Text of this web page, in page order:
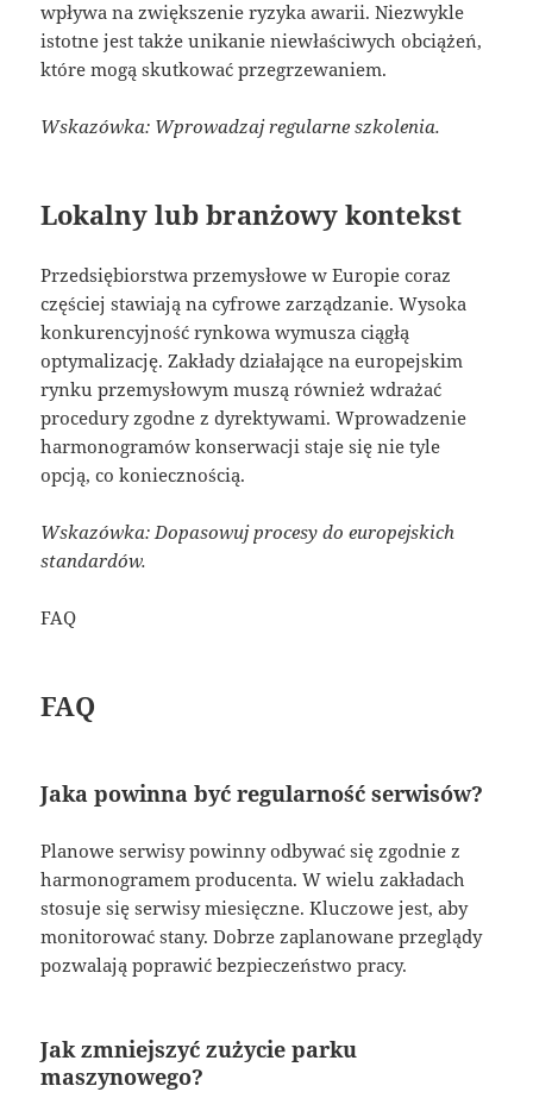
wpływa na zwiększenie ryzyka awarii. Niezwykle
istotne jest także unikanie niewłaściwych obciążeń,
które mogą skutkować przegrzewaniem.
Wskazówka: Wprowadzaj regularne szkolenia.
Lokalny lub branżowy kontekst
Przedsiębiorstwa przemysłowe w Europie coraz
częściej stawiają na cyfrowe zarządzanie. Wysoka
konkurencyjność rynkowa wymusza ciągłą
optymalizację. Zakłady działające na europejskim
rynku przemysłowym muszą również wdrażać
procedury zgodne z dyrektywami. Wprowadzenie
harmonogramów konserwacji staje się nie tyle
opcją, co koniecznością.
Wskazówka: Dopasowuj procesy do europejskich
standardów.
FAQ
FAQ
Jaka powinna być regularność serwisów?
Planowe serwisy powinny odbywać się zgodnie z
harmonogramem producenta. W wielu zakładach
stosuje się serwisy miesięczne. Kluczowe jest, aby
monitorować stany. Dobrze zaplanowane przeglądy
pozwalają poprawić bezpieczeństwo pracy.
Jak zmniejszyć zużycie parku
maszynowego?